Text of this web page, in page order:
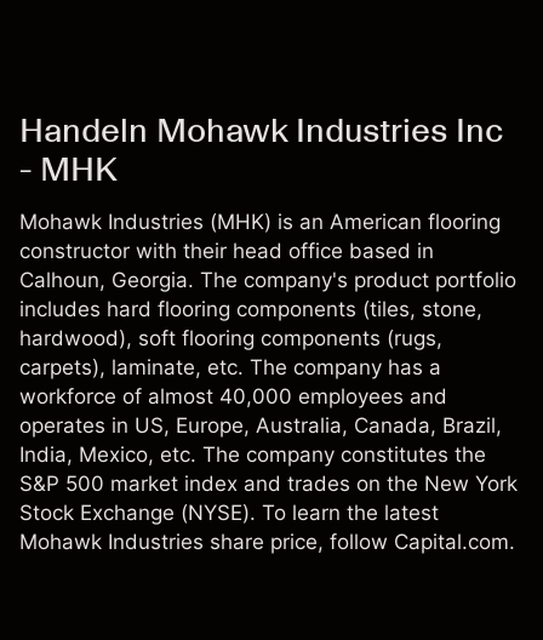
Handeln Mohawk Industries Inc
- MHK
Mohawk Industries (MHK) is an American flooring
constructor with their head office based in
Calhoun, Georgia. The company's product portfolio
includes hard flooring components (tiles, stone,
hardwood), soft flooring components (rugs,
carpets), laminate, etc. The company has a
workforce of almost 40,000 employees and
operates in US, Europe, Australia, Canada, Brazil,
India, Mexico, etc. The company constitutes the
S&P 500 market index and trades on the New York
Stock Exchange (NYSE). To learn the latest
Mohawk Industries share price, follow Capital.com.